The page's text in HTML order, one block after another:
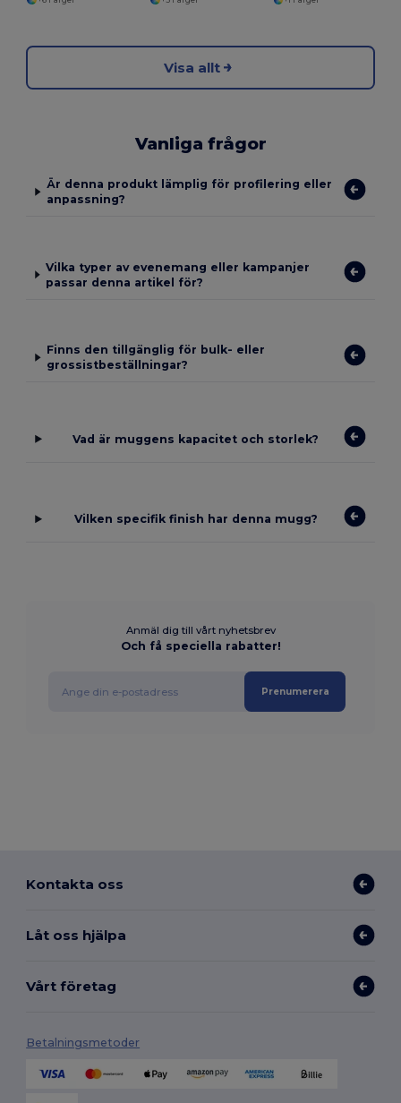
Visa allt
Vanliga frågor
Är denna produkt lämplig för profilering eller
anpassning?
Vilka typer av evenemang eller kampanjer
passar denna artikel för?
Finns den tillgänglig för bulk- eller
grossistbeställningar?
Vad är muggens kapacitet och storlek?
Vilken specifik finish har denna mugg?
Anmäl dig till vårt nyhetsbrev
Och få speciella rabatter!
Prenumerera
Kontakta oss
Låt oss hjälpa
Vårt företag
Betalningsmetoder